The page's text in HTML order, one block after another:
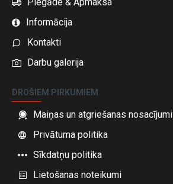
Piegāde & Apmaksa
Informācija
Kontakti
Darbu galerija
DROŠIEM PIRKUMIEM
Maiņas un atgriešanas nosacījumi
Privātuma politika
Sīkdatņu politika
Lietošanas noteikumi